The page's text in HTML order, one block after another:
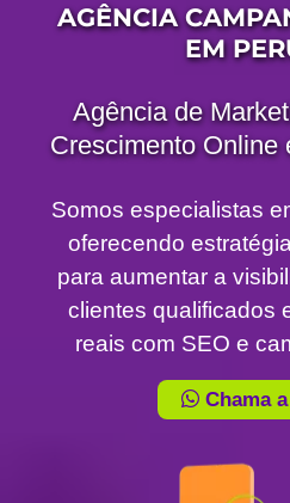
AGÊNCIA
EM
Agência de
Crescimento Online
Somos especialistas
oferecendo
para aumentar a
clientes qualificados
reais com SEO e
Chama